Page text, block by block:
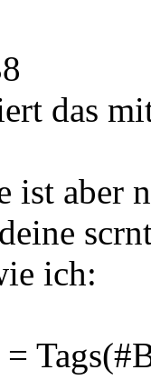
das
ist aber
ich:
=